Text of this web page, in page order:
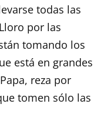
todas las
por las
tomando los
está en grandes
reza por
tomen sólo las